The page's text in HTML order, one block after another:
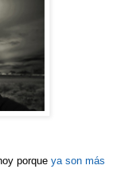
porque ya son más